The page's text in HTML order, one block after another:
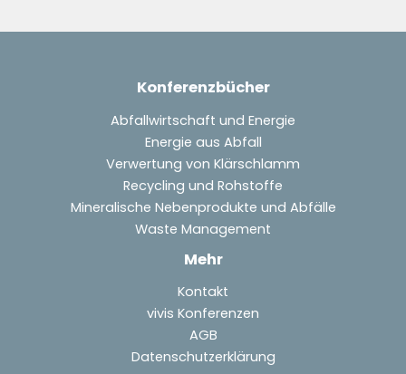
Konferenzbücher
Abfallwirtschaft und Energie
Energie aus Abfall
Verwertung von Klärschlamm
Recycling und Rohstoffe
Mineralische Nebenprodukte und Abfälle
Waste Management
Mehr
Kontakt
vivis Konferenzen
AGB
Datenschutzerklärung